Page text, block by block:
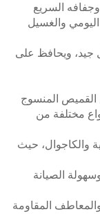
السريع
اليومي والغسيل
جيد، ويحافظ على
المنسوج
مختلفة من
والكاجوال، حيث
الصيانة
المقاومة